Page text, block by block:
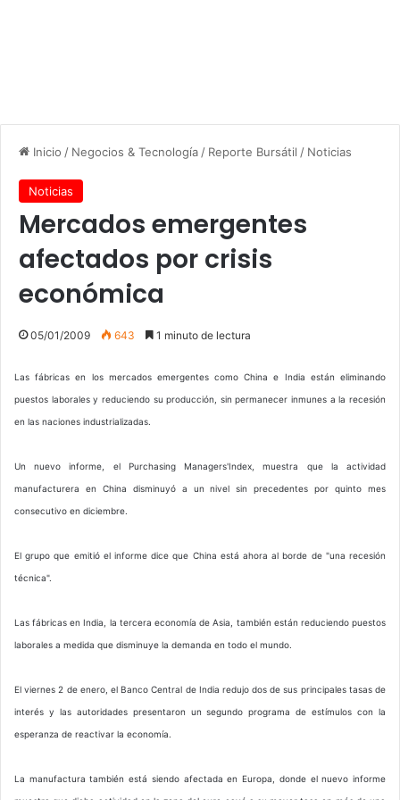
Inicio / Negocios & Tecnología / Reporte Bursátil / Noticias
Noticias
Mercados emergentes
afectados por crisis
económica
05/01/2009 643 1 minuto de lectura
Las fábricas en los mercados emergentes como China e India están eliminando
puestos laborales y reduciendo su producción, sin permanecer inmunes a la recesión
en las naciones industrializadas.
Un nuevo informe, el Purchasing Managers'Index, muestra que la actividad
manufacturera en China disminuyó a un nivel sin precedentes por quinto mes
consecutivo en diciembre.
El grupo que emitió el informe dice que China está ahora al borde de "una recesión
técnica".
Las fábricas en India, la tercera economía de Asia, también están reduciendo puestos
laborales a medida que disminuye la demanda en todo el mundo.
El viernes 2 de enero, el Banco Central de India redujo dos de sus principales tasas de
interés y las autoridades presentaron un segundo programa de estímulos con la
esperanza de reactivar la economía.
La manufactura también está siendo afectada en Europa, donde el nuevo informe